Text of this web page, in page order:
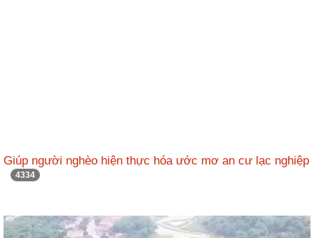
Giúp người nghèo hiện thực hóa ước mơ an cư lạc nghiệp
4334